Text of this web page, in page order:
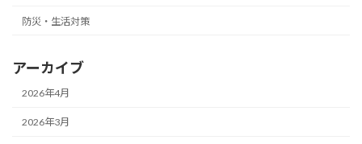
防災・生活対策
アーカイブ
2026年4月
2026年3月